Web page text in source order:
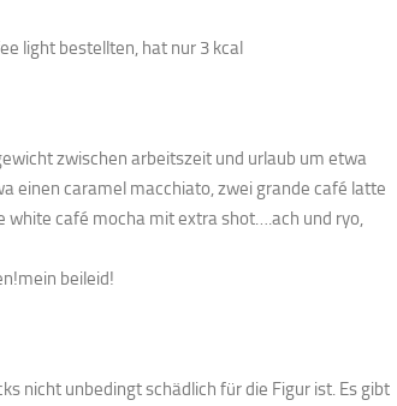
light bestellten, hat nur 3 kcal
zwischen arbeitszeit und urlaub um etwa
einen caramel macchiato, zwei grande café latte
white café mocha mit extra shot….ach und ryo,
beileid!
nicht unbedingt schädlich für die Figur ist. Es gibt